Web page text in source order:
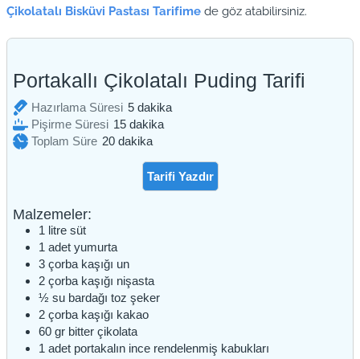
Çikolatalı Bisküvi Pastası Tarifimede göz atabilirsiniz.
Portakallı Çikolatalı Puding Tarifi
Hazırlama Süresi 5dakika
dakika
Pişirme Süresi 15dakika
dakika
Toplam Süre 20dakika
dakika
Tarifi Yazdır
Malzemeler:
1 litre süt
1 adet yumurta
3 çorba kaşığı un
2 çorba kaşığı nişasta
½ su bardağı toz şeker
2 çorba kaşığı kakao
60 gr bitter çikolata
1 adet portakalın ince rendelenmiş kabukları